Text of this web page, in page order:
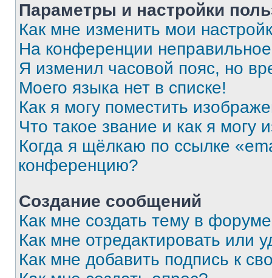
Параметры и настройки
Как мне изменить мои
На конференции
Я изменил часовой пояс, но
Моего языка нет в списке!
Как я могу поместить
Что такое звание и как я могу
Когда я щёлкаю по ссылке
конференцию?
Создание сообщений
Как мне создать тему в
Как мне отредактировать или
Как мне добавить подпись к